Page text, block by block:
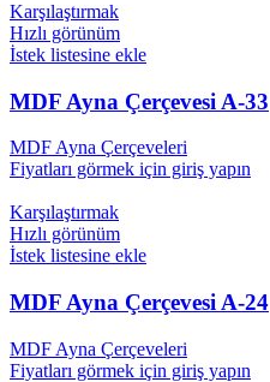
Karşılaştırmak
Hızlı görünüm
İstek listesine ekle
MDF Ayna Çerçevesi A-33
MDF Ayna Çerçeveleri
Fiyatları görmek için giriş yapın
Karşılaştırmak
Hızlı görünüm
İstek listesine ekle
MDF Ayna Çerçevesi A-24
MDF Ayna Çerçeveleri
Fiyatları görmek için giriş yapın